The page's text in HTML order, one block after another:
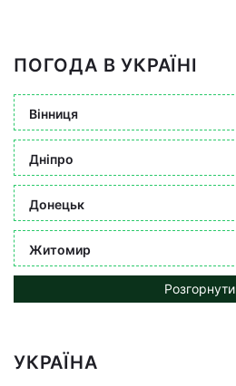
ПОГОДА В УКРАЇНІ
Вінниця
Дніпро
Донецьк
Житомир
Розгорнути
УКРАЇНА